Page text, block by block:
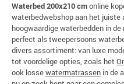
Waterbed 200x210 cmonline
waterbedwebshop aan het juiste
hoogwaardige waterbedden in
perfect als tweepersoons
divers assortiment: van luxe
tot voordelige opties, zoals het
ook lossewatermatrassen in de